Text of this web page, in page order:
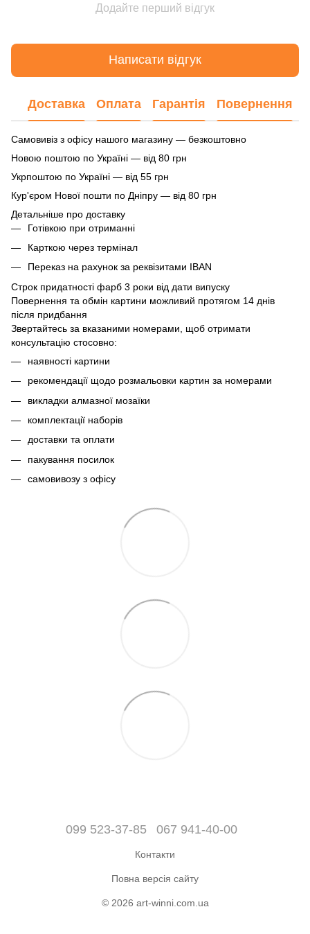
Додайте перший відгук
Написати відгук
Доставка Оплата Гарантія Повернення
Самовивіз з офісу нашого магазину — безкоштовно
Новою поштою по Україні — від 80 грн
Укрпоштою по Україні — від 55 грн
Кур'єром Нової пошти по Дніпру — від 80 грн
Детальніше про доставку
Готівкою при отриманні
Карткою через термінал
Переказ на рахунок за реквізитами IBAN
Строк придатності фарб 3 роки від дати випуску
Повернення та обмін картини можливий протягом 14 днів
після придбання
Звертайтесь за вказаними номерами, щоб отримати
консультацію стосовно:
наявності картини
рекомендації щодо розмальовки картин за номерами
викладки алмазної мозаїки
комплектації наборів
доставки та оплати
пакування посилок
самовивозу з офісу
099 523-37-85 067 941-40-00
Контакти
Повна версія сайту
© 2026 art-winni.com.ua